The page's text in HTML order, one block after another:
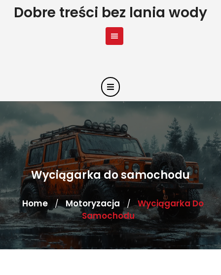
SkipDobre treści bez lania wody
Wyciągarka do samochodu
Home / Motoryzacja / Wyciągarka Do
Samochodu